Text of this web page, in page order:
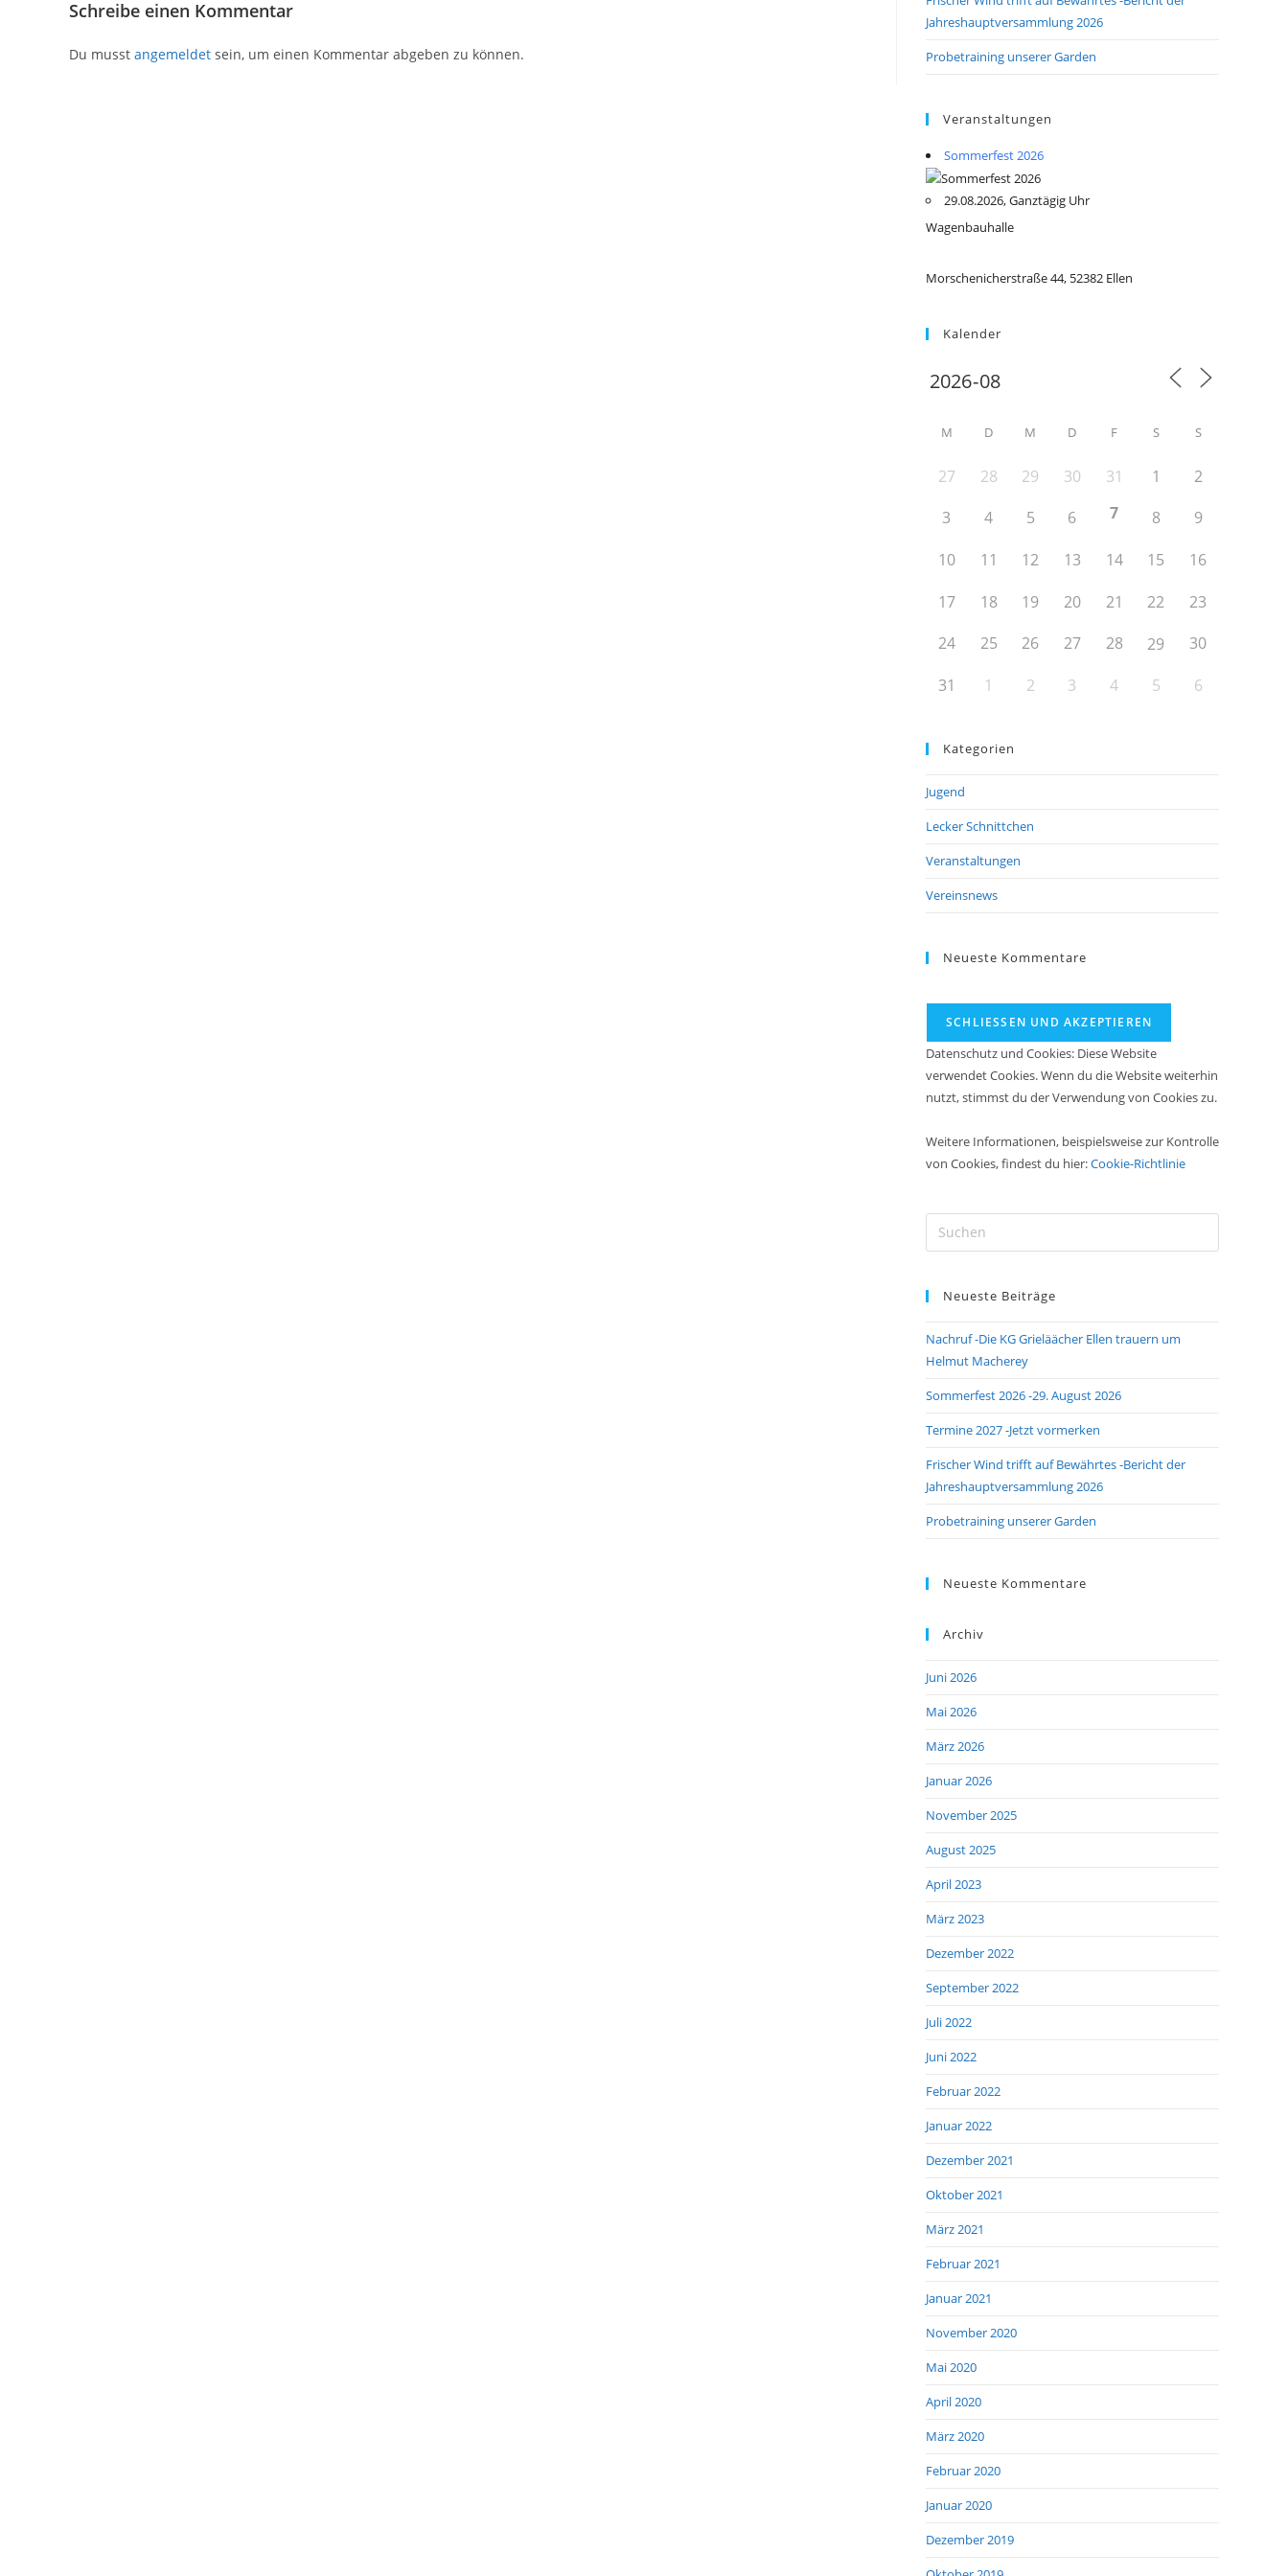
Schreibe einen Kommentar
Du musst angemeldet sein, um einen Kommentar abgeben zu können.
Jahreshauptversammlung 2026
Probetraining unserer Garden
Veranstaltungen
Sommerfest 2026
29.08.2026, Ganztägig Uhr
Wagenbauhalle
Morschenicherstraße 44, 52382 Ellen
Kalender
M D M D F S S
27 28 29 30 31 1
2
3
4 5 6 7 8
9
10
11 12 13 14 15
16
17
18 19 20 21 22
23
24
25 26 27 28 29
30
31
1 2 3 4 5 6
Kategorien
Jugend
Lecker Schnittchen
Veranstaltungen
Vereinsnews
Neueste Kommentare
Datenschutz und Cookies: Diese Website
verwendet Cookies. Wenn du die Website weiterhin
nutzt, stimmst du der Verwendung von Cookies zu.
Weitere Informationen, beispielsweise zur Kontrolle
von Cookies, findest du hier:Cookie-Richtlinie
Escape
Neueste Beiträge
Nachruf -Die KG Grieläächer Ellen trauern um
Helmut Macherey
Sommerfest 2026 -29. August 2026
Termine 2027 -Jetzt vormerken
Frischer Wind trifft auf Bewährtes -Bericht der
Jahreshauptversammlung 2026
Probetraining unserer Garden
Neueste Kommentare
Archiv
Juni 2026
Mai 2026
März 2026
Januar 2026
November 2025
August 2025
April 2023
März 2023
Dezember 2022
September 2022
Juli 2022
Juni 2022
Februar 2022
Januar 2022
Dezember 2021
Oktober 2021
März 2021
Februar 2021
Januar 2021
November 2020
Mai 2020
April 2020
März 2020
Februar 2020
Januar 2020
Dezember 2019